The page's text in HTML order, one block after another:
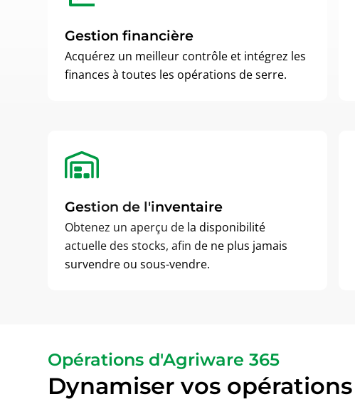
Gestion financière
Acquérez un meilleur contrôle et intégrez les
finances à toutes les opérations de serre.
Gestion de l'inventaire
Obtenez un aperçu de la disponibilité
actuelle des stocks, afin de ne plus jamais
survendre ou sous-vendre.
Opérations d'Agriware 365
Dynamiser vos opérations